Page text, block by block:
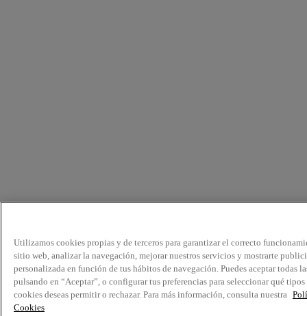
Utilizamos cookies propias y de terceros para garantizar el correcto
sitio web, analizar la navegación, mejorar nuestros servicios y mostrarte
personalizada en función de tus hábitos de navegación. Puedes aceptar todas
pulsando en “Aceptar”, o configurar tus preferencias para seleccionar qué tipos
cookies deseas permitir o rechazar. Para más información, consulta nuestra
Cookies